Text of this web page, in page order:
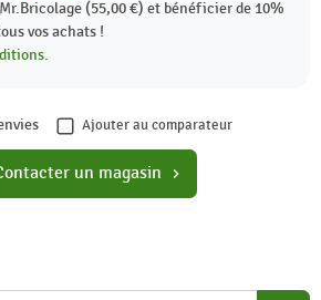
(55,00 €) et bénéficier de 10%
vos achats !
Ajouter au comparateur
un magasin chevron_right